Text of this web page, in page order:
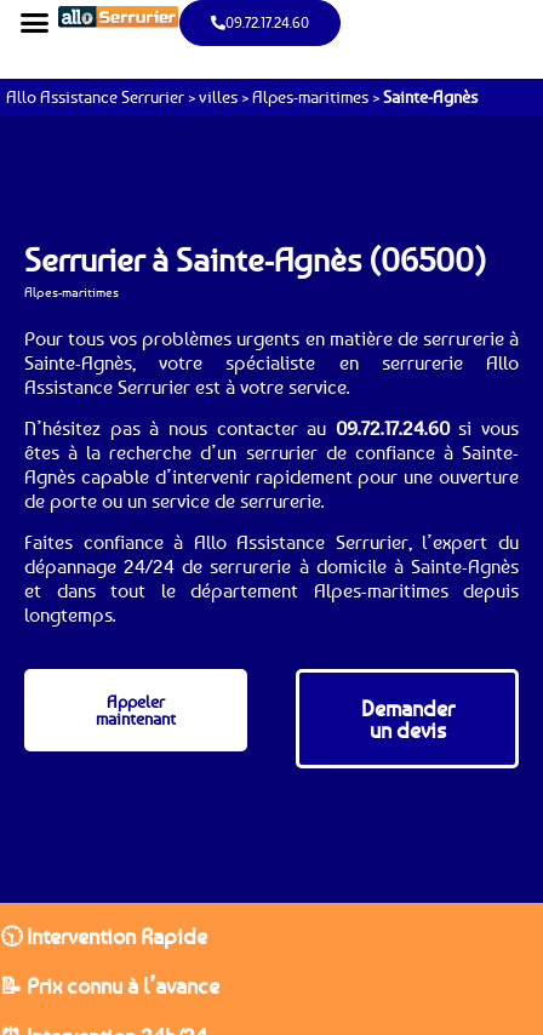
09.72.17.24.60
Allo Assistance Serrurier >villes >Alpes-maritimes >Sainte-Agnès
Serrurier à Sainte-Agnès (06500)
Alpes-maritimes
Pour tous vos problèmes urgents en matière de serrurerie à
Sainte-Agnès, votre spécialiste en serrurerie Allo
Assistance Serrurier est à votre service.
N’hésitez pas à nous contacter au 09.72.17.24.60si vous
êtes à la recherche d’un serrurier de confiance à Sainte-
Agnès capable d’intervenir rapidement pour une ouverture
de porte ou un service de serrurerie.
Faites confiance à Allo Assistance Serrurier, l’expert du
dépannage 24/24 de serrurerie à domicile à Sainte-Agnès
et dans tout le département Alpes-maritimes depuis
longtemps.
Appeler
maintenant
Demander
un devis
🕥 Intervention Rapide
📝 Prix connu à l’avance